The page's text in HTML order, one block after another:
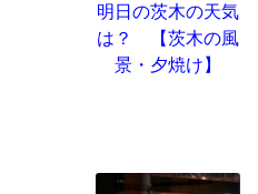
明日の茨木の天気
は？ 【茨木の風
景・夕焼け】